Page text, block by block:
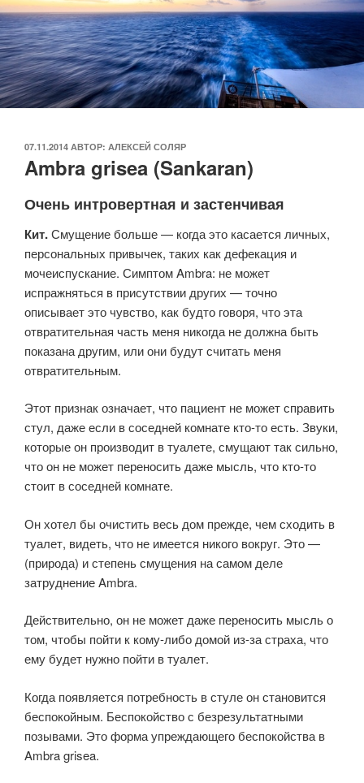
ОПУБЛИКОВАНО
07.11.2014 АВТОР: АЛЕКСЕЙ СОЛЯР
Ambra grisea (Sankaran)
Очень интровертная и застенчивая
Кит.Смущение больше — когда это касается личных,
персональных привычек, таких как дефекация и
мочеиспускание. Симптом Ambra: не может
испражняться в присутствии других — точно
описывает это чувство, как будто говоря, что эта
отвратительная часть меня никогда не должна быть
показана другим, или они будут считать меня
отвратительным.
Этот признак означает, что пациент не может справить
стул, даже если в соседней комнате кто-то есть. Звуки,
которые он производит в туалете, смущают так сильно,
что он не может переносить даже мысль, что кто-то
стоит в соседней комнате.
Он хотел бы очистить весь дом прежде, чем сходить в
туалет, видеть, что не имеется никого вокруг. Это —
(природа) и степень смущения на самом деле
затруднение Ambra.
Действительно, он не может даже переносить мысль о
том, чтобы пойти к кому-либо домой из-за страха, что
ему будет нужно пойти в туалет.
Когда появляется потребность в стуле он становится
беспокойным. Беспокойство с безрезультатными
позывами. Это форма упреждающего беспокойства в
Ambra grisea.